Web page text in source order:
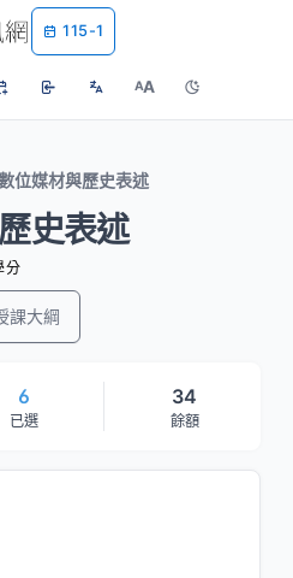
115-1
AA
位媒材與歷史表述
史表述
分
課大綱
6
已選
34
餘額